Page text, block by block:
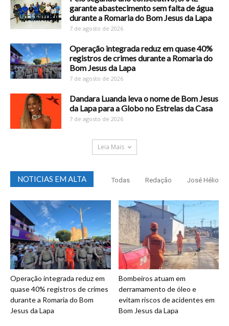
garante abastecimento sem falta de água
durante a Romaria do Bom Jesus da Lapa
7 de agosto de 2026
Operação integrada reduz em quase 40%
registros de crimes durante a Romaria do
Bom Jesus da Lapa
7 de agosto de 2026
Dandara Luanda leva o nome de Bom Jesus
da Lapa para a Globo no Estrelas da Casa
7 de agosto de 2026
Leia Mais
NOTICIAS EM ALTA Todas Redação José Hélio
Operação integrada reduz em
quase 40% registros de crimes
durante a Romaria do Bom
Jesus da Lapa
Bombeiros atuam em
derramamento de óleo e
evitam riscos de acidentes em
Bom Jesus da Lapa